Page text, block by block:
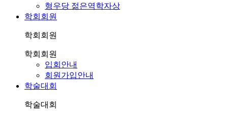
형우당 젊은역학자상
학회회원
학회회원
학회회원
입회안내
회원가입안내
학술대회
학술대회